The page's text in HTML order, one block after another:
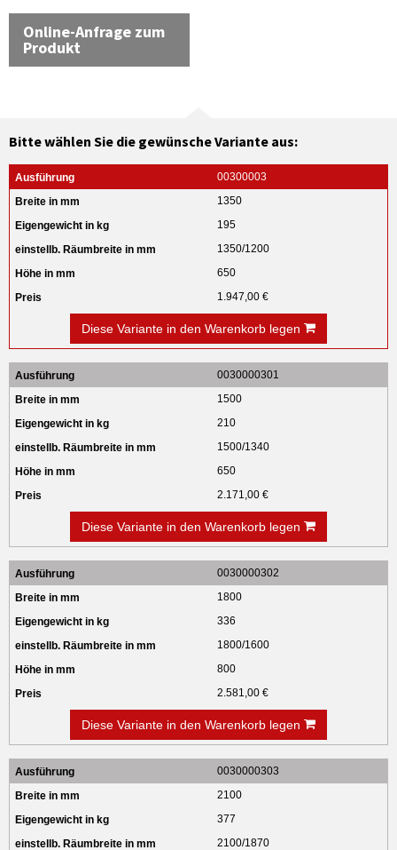
Online-Anfrage zum
Produkt
Bitte wählen Sie die gewünsche Variante aus:
00300003
1350
195
1350/1200
650
1.947,00 €
Diese Variante in den Warenkorb legen
0030000301
1500
210
1500/1340
650
2.171,00 €
Diese Variante in den Warenkorb legen
0030000302
1800
336
1800/1600
800
2.581,00 €
Diese Variante in den Warenkorb legen
0030000303
2100
377
2100/1870